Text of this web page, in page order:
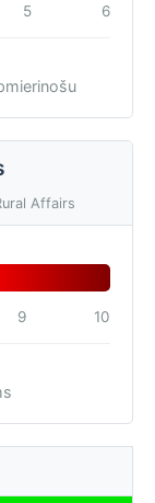
5 6
Affairs
9 10